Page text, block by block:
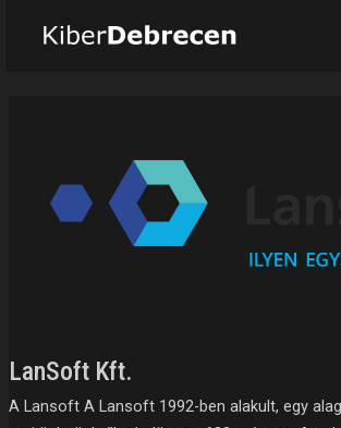
LanSoft Kft.
A Lansoft A Lansoft 1992-ben alakult, egy